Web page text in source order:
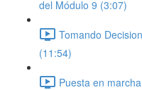
del Módulo 9 (3:07)
Tomando
(11:54)
Puesta en